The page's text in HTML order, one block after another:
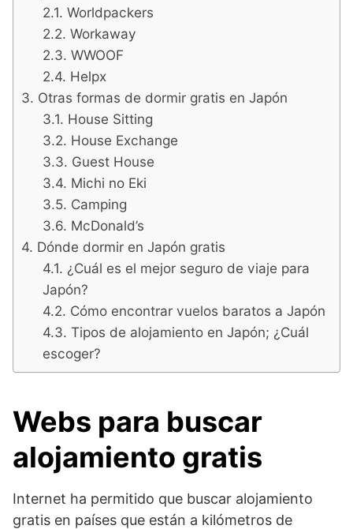
Worldpackers
Workaway
WWOOF
Helpx
Otras formas de dormir gratis en Japón
House Sitting
House Exchange
Guest House
Michi no Eki
Camping
McDonald’s
Dónde dormir en Japón gratis
¿Cuál es el mejor seguro de viaje para
Japón?
Cómo encontrar vuelos baratos a Japón
Tipos de alojamiento en Japón; ¿Cuál
escoger?
Webs para buscar
alojamiento gratis
Internet ha permitido que buscar alojamiento
gratis en países que están a kilómetros de